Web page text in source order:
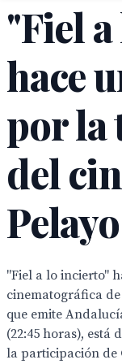
"Fiel
hace
por la
del
Pelayo
"Fiel a lo incierto"
cinematográfica
que emite
(22:45 horas), está
la participación de